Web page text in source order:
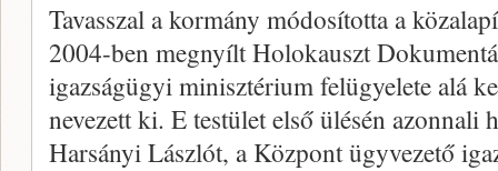
Tavasszal a kormány módosította a
2004-ben megnyílt Holokauszt
igazságügyi minisztérium felügyelete alá
nevezett ki. E testület első ülésén azonnali
Harsányi Lászlót, a Központ ügyvezető